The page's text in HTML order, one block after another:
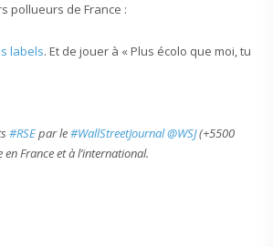
pollueurs de France :
labels. Et de jouer à « Plus écolo que moi, tu
#RSEpar le#WallStreetJournal@WSJ(+5500
France et à l’international.